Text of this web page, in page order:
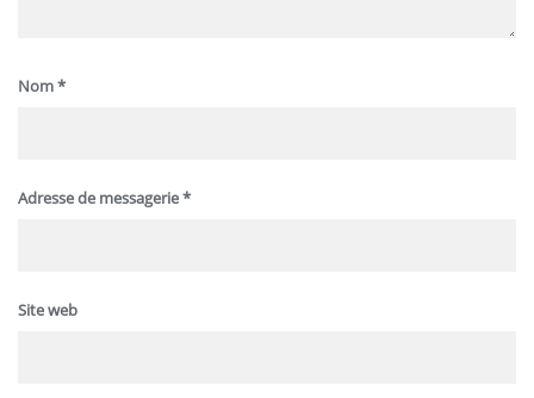
Nom*
Adresse de messagerie*
Site web